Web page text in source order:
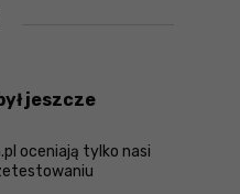
jeszcze
oceniają tylko nasi